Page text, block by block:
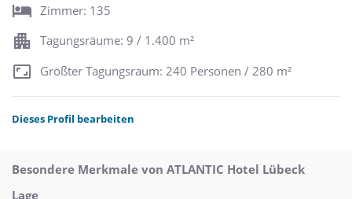
Zimmer: 135
Tagungsräume: 9 / 1.400 m²
Größter Tagungsraum: 240 Personen / 280 m²
Dieses Profil bearbeiten
Besondere Merkmale von ATLANTIC Hotel Lübeck
Lage